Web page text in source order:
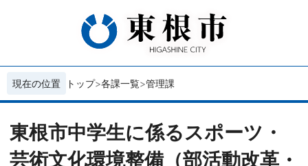
現在の位置 トップ 各課一覧 管理課
東根市中学生に係るスポーツ・
芸術文化環境整備（部活動改革・